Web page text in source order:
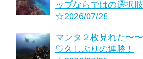
ップならではの選択肢
☆2026/07/28
マンタ２枚見れた〜〜
♡久しぶりの連勝！